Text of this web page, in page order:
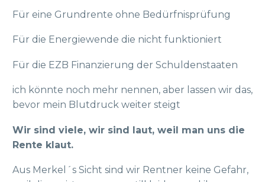
Für eine Grundrente ohne Bedürfnisprüfung
Für die Energiewende die nicht funktioniert
Für die EZB Finanzierung der Schuldenstaaten
ich könnte noch mehr nennen, aber lassen wir das,
bevor mein Blutdruck weiter steigt
Wir sind viele, wir sind laut, weil man uns die
Rente klaut.
Aus Merkel´s Sicht sind wir Rentner keine Gefahr,